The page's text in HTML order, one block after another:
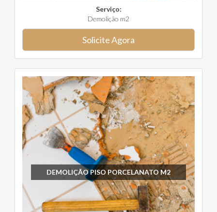
Serviço:
Demolição m2
Solicite Agora
DEMOLIÇÃO PISO PORCELANATO M2